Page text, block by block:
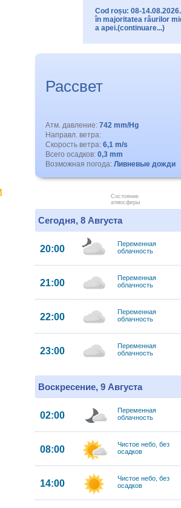
Cod roșu: 08-
în majoritatea râurilor
a apei.(continuare...)
Рассвет
Атм. давление: 742 mm/Hg
Направл. ветра:
Скорость ветра: 6,1 m/s
Всего осадков: 0,3 mm
Возможная погода: Ливневые дожди
Состояние
атмосферы
Сегодня, 8 Августа
20:00
Переменная
облачность
21:00
Переменная
облачность
22:00
Переменная
облачность
23:00
Переменная
облачность
Воскресение, 9 Августа
02:00
Переменная
облачность
08:00
Чистое небо, без
осадков
14:00
Чистое небо, без
осадков